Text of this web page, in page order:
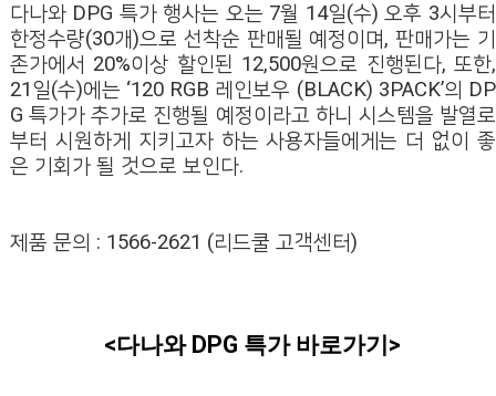
다나와 DPG 특가 행사는 오는 7월 14일(수) 오후 3시부터
한정수량(30개)으로 선착순 판매될 예정이며, 판매가는 기
존가에서 20%이상 할인된 12,500원으로 진행된다, 또한,
21일(수)에는 ‘120 RGB 레인보우 (BLACK) 3PACK’의 DP
G 특가가 추가로 진행될 예정이라고 하니 시스템을 발열로
부터 시원하게 지키고자 하는 사용자들에게는 더 없이 좋
은 기회가 될 것으로 보인다.
제품 문의 : 1566-2621 (리드쿨 고객센터)
<다나와 DPG 특가 바로가기>